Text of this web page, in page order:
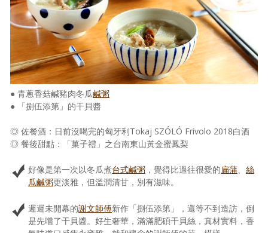
照相簿
影音區
創意出版服務
歷史區
關於Yilan
個人著作
媒體報導一覽
合作與代言
訂閱電子報
● 青蔥香菇鹹豬肉冬瓜鹹粥
● 「捌伍添第」的干貝醬
◎ 佐餐酒：日前沒喝完的匈牙利Tokaj SZÓLÓ Frivolo 2018白酒
◎ 餐後甜點：「菓子禮」之台南東山黃金蜜鳳梨
好像是第一次以冬瓜煮台式鹹粥 ，覺得比過往很愛的扁蒲、 絲
瓜鹹粥更淡雅，但溫潤清甘，別有滋味。
遲遲未開幕的謝文師傅新作「捌伍添第」，還等不到造訪，倒
是先嚐了干貝醬。好生奢華，滿滿肥碩干貝絲，真材實料，香